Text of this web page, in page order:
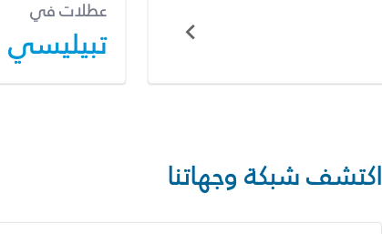
عطلات في
تبيليسي
اكتشف شبكة وجهاتنا